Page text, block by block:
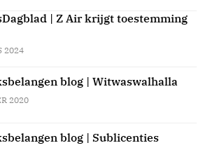
| Z Air krijgt toestemming
2024
blog | Witwaswalhalla
2020
blog | Sublicenties